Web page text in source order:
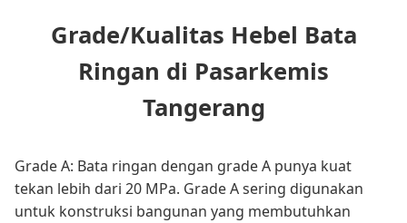
Grade/Kualitas Hebel Bata
Ringan di Pasarkemis
Tangerang
Grade A: Bata ringan dengan grade A punya kuat
tekan lebih dari 20 MPa. Grade A sering digunakan
untuk konstruksi bangunan yang membutuhkan